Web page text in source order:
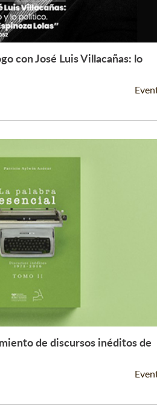
Leer Más +
con José Luis Villacañas: lo
Leer Más +
de discursos inéditos de